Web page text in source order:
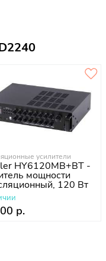
усилители
HY6120MB+BT -
мощности
120 Вт
р.